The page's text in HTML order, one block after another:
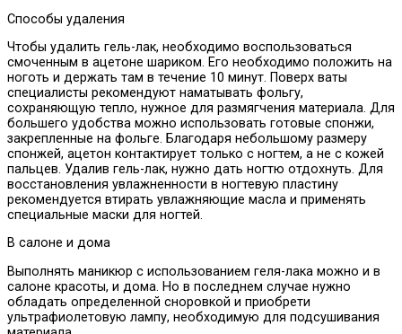
Способы удаления
Чтобы удалить гель-лак, необходимо воспользоваться
смоченным в ацетоне шариком. Его необходимо положить на
ноготь и держать там в течение 10 минут. Поверх ваты
специалисты рекомендуют наматывать фольгу,
сохраняющую тепло, нужное для размягчения материала. Для
большего удобства можно использовать готовые спонжи,
закрепленные на фольге. Благодаря небольшому размеру
спонжей, ацетон контактирует только с ногтем, а не с кожей
пальцев. Удалив гель-лак, нужно дать ногтю отдохнуть. Для
восстановления увлажненности в ногтевую пластину
рекомендуется втирать увлажняющие масла и применять
специальные маски для ногтей.
В салоне и дома
Выполнять маникюр с использованием геля-лака можно и в
салоне красоты, и дома. Но в последнем случае нужно
обладать определенной сноровкой и приобрети
ультрафиолетовую лампу, необходимую для подсушивания